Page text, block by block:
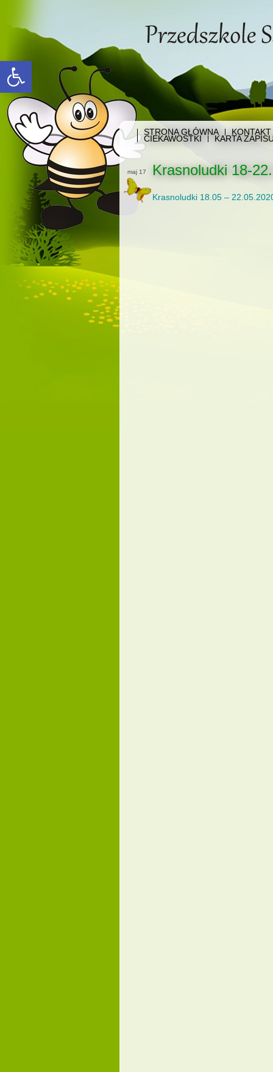
Open toolbar
STRONA GŁÓWNA
CIEKAWOSTKI KARTA
maj 17 Krasnoludki 18-
Krasnoludki 18.05 –